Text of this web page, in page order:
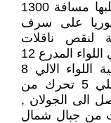
تحركت الالوية التالية والتي قطعت أغلبها مسافة 1300
على سرف
لنقص ناقلات
الدبابات ( فاونات ) لتحميلها ونقلها, وهي اللواء المدرع 12
أبن الوليد .ناقص كتيبة دبابات القادسية اللواء الالي 8
تحرك من الرمادي, لواء المشاة الجبلي 5 تحرك من
الى الجولان ,
من جبال شمال